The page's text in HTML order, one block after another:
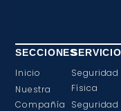
SECCIONES
Inicio
Nuestra
Compañía
Seguridad
Física
Seguridad